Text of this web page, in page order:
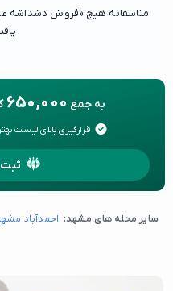
متاسفانه هیچ «فروش دشداشه
به جمع 650,000
قرارگیری بالای لیست
سایر محله های مشهد: احمدآباد